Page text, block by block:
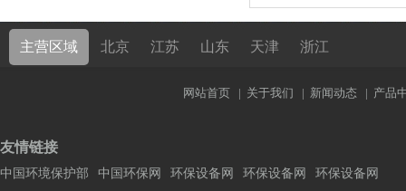
主营区域 北京 江苏 山东 天津 浙江
网站首页 | 关于我们 | 新闻动态 | 产品
友情链接
中国环境保护部 中国环保网 环保设备网 环保设备网 环保设备网